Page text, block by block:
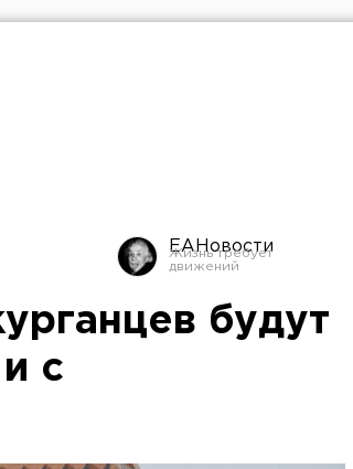
ЕАНовости
будут
с